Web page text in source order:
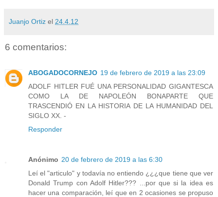
Juanjo Ortiz el 24.4.12
6 comentarios:
ABOGADOCORNEJO 19 de febrero de 2019 a las 23:09
ADOLF HITLER FUÉ UNA PERSONALIDAD GIGANTESCA
COMO LA DE NAPOLEÓN BONAPARTE QUE
TRASCENDIÓ EN LA HISTORIA DE LA HUMANIDAD DEL
SIGLO XX. -
Responder
Anónimo 20 de febrero de 2019 a las 6:30
Leí el "articulo" y todavía no entiendo ¿¿¿que tiene que ver
Donald Trump con Adolf Hitler??? ...por que si la idea es
hacer una comparación, leí que en 2 ocasiones se propuso